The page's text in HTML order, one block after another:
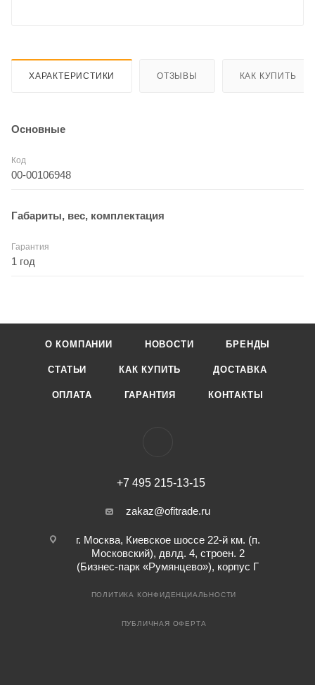
ХАРАКТЕРИСТИКИ ОТЗЫВЫ КАК КУПИТЬ
Основные
Код
00-00106948
Габариты, вес, комплектация
Гарантия
1 год
О КОМПАНИИ НОВОСТИ БРЕНДЫ
СТАТЬИ КАК КУПИТЬ ДОСТАВКА
ОПЛАТА ГАРАНТИЯ КОНТАКТЫ
+7 495 215-13-15
zakaz@ofitrade.ru
г. Москва, Киевское шоссе 22-й км. (п.
Московский), двлд. 4, строен. 2
(Бизнес-парк «Румянцево»), корпус Г
ПОЛИТИКА КОНФИДЕНЦИАЛЬНОСТИ
ПУБЛИЧНАЯ ОФЕРТА